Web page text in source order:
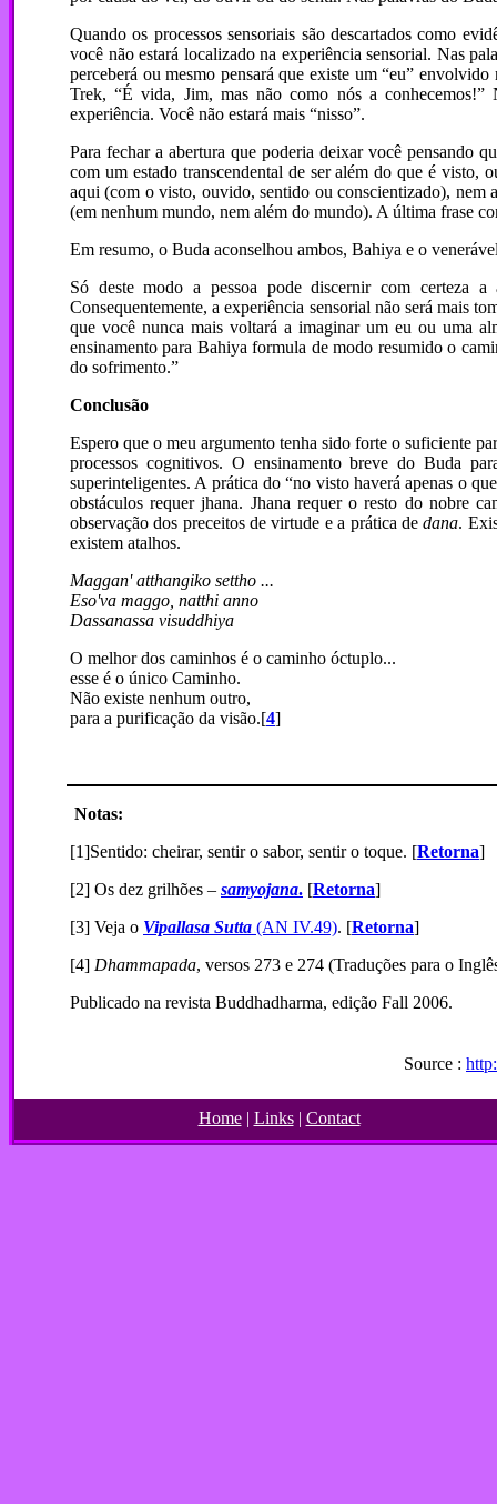
Quando os processos sensoriais são descartados como
você não estará localizado na experiência sensorial. Nas
perceberá ou mesmo pensará que existe um “eu”
Trek, “É vida, Jim, mas não como nós a
experiência. Você não estará mais “nisso”.
Para fechar a abertura que poderia deixar você pensando
com um estado transcendental de ser além do que é visto,
aqui (com o visto, ouvido, sentido ou conscientizado), nem
(em nenhum mundo, nem além do mundo). A última frase
Em resumo, o Buda aconselhou ambos, Bahiya e o
Só deste modo a pessoa pode discernir com certeza
Consequentemente, a experiência sensorial não será mais
que você nunca mais voltará a imaginar um eu ou uma
ensinamento para Bahiya formula de modo resumido o
do sofrimento.”
Conclusão
Espero que o meu argumento tenha sido forte o suficiente
processos cognitivos. O ensinamento breve do Buda
superinteligentes. A prática do “no visto haverá apenas o
obstáculos requer jhana. Jhana requer o resto do nobre
observação dos preceitos de virtude e a prática dedana.
existem atalhos.
Maggan' atthangiko settho ...
Eso'va maggo, natthi anno
Dassanassa visuddhiya
O melhor dos caminhos é o caminho óctuplo...
esse é o único Caminho.
Não existe nenhum outro,
para a purificação da visão.[4]
Notas:
[1]Sentido: cheirar, sentir o sabor, sentir o toque. [Retorna]
[2] Os dez grilhões – samyojana. [Retorna]
[3] Veja o Vipallasa Sutta (AN IV.49). [Retorna]
[4] Dhammapada, versos 273 e 274 (Traduções para o
Publicado na revista Buddhadharma, edição Fall 2006.
Source :
Home| Links| Contact